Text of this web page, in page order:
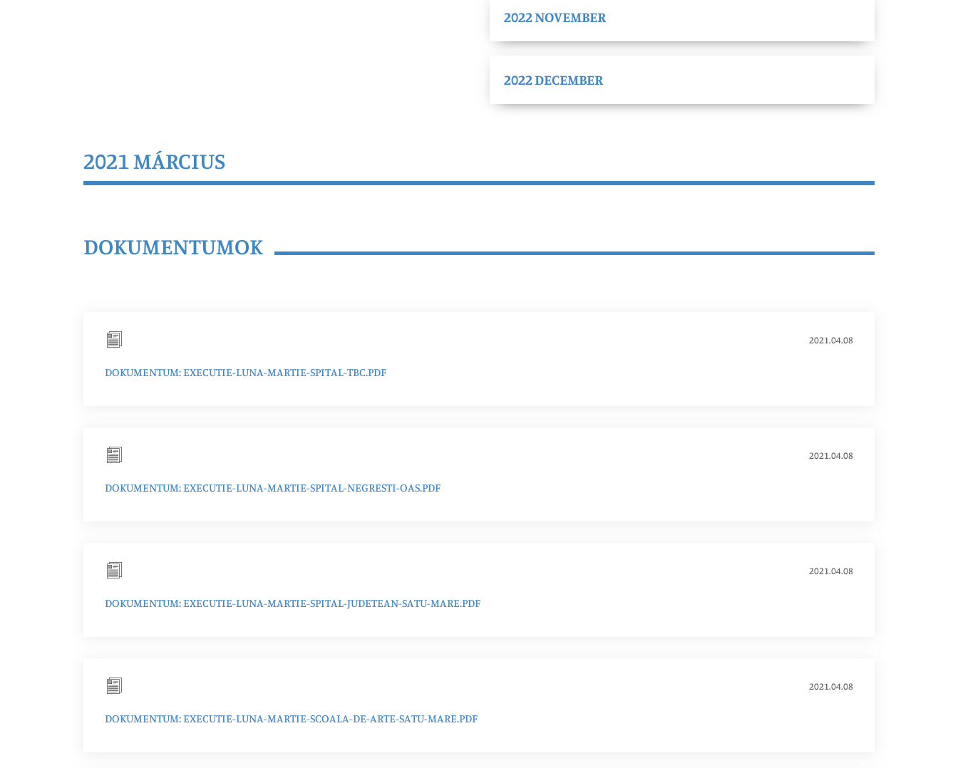
2022 NOVEMBER
2022 DECEMBER
2021 MÁRCIUS
DOKUMENTUMOK
2021.04.08
DOKUMENTUM: EXECUTIE-LUNA-MARTIE-SPITAL-TBC.PDF
2021.04.08
DOKUMENTUM: EXECUTIE-LUNA-MARTIE-SPITAL-NEGRESTI-OAS.PDF
2021.04.08
DOKUMENTUM: EXECUTIE-LUNA-MARTIE-SPITAL-JUDETEAN-SATU-MARE.PDF
2021.04.08
DOKUMENTUM: EXECUTIE-LUNA-MARTIE-SCOALA-DE-ARTE-SATU-MARE.PDF